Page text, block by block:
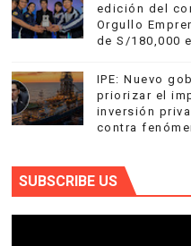
edición del
Orgullo
de S/180,000
IPE: Nuevo
priorizar el
inversión
contra
SUBSCRIBE US